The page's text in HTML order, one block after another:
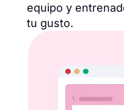
equipo y
tu gusto.